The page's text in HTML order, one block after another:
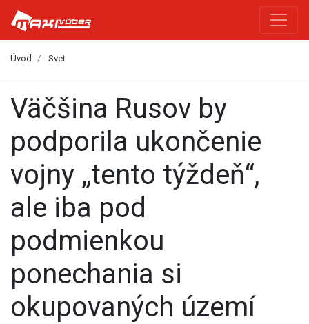
Úvod Svet
Väčšina Rusov by
podporila ukončenie
vojny „tento týždeň“,
ale iba pod
podmienkou
ponechania si
okupovaných území